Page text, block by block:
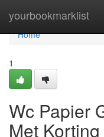
yourbookmarklist
Home
Home
1
Wc Papier
Met Korting